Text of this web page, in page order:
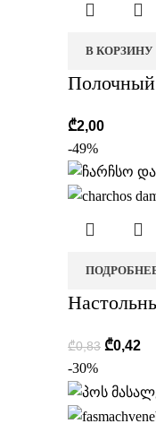
В КОРЗИНУ
Полочный
₾2,00
-49%
₾0,83 ₾0,42
-30%